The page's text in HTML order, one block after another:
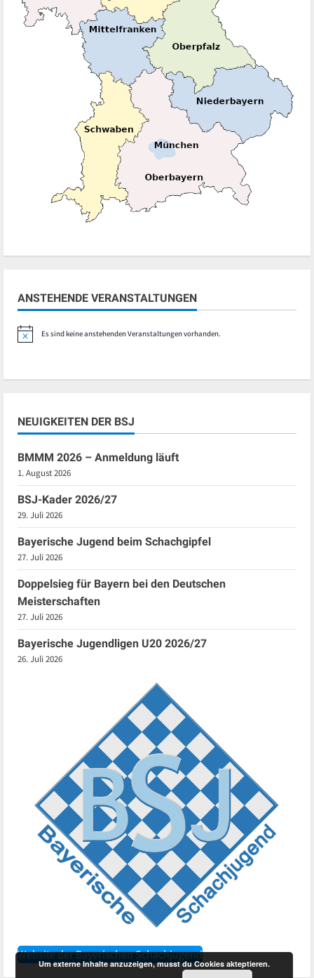
ANSTEHENDE VERANSTALTUNGEN
HinweisEs sind keine anstehenden Veranstaltungen vorhanden.
NEUIGKEITEN DER BSJ
BMMM 2026 – Anmeldung läuft
1. August 2026
BSJ-Kader 2026/27
29. Juli 2026
Bayerische Jugend beim Schachgipfel
27. Juli 2026
Doppelsieg für Bayern bei den Deutschen
Meisterschaften
27. Juli 2026
Bayerische Jugendligen U20 2026/27
26. Juli 2026
Website der Bayerischen Schachjugend
Um externe Inhalte anzuzeigen, musst du Cookies akteptieren.